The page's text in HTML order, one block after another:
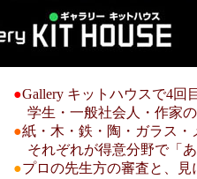
●Gallery キットハウスで4回
学生・一般社会人・作家
●紙・木・鉄・陶・ガラス
それぞれが得意分野で「
●プロの先生方の審査と、